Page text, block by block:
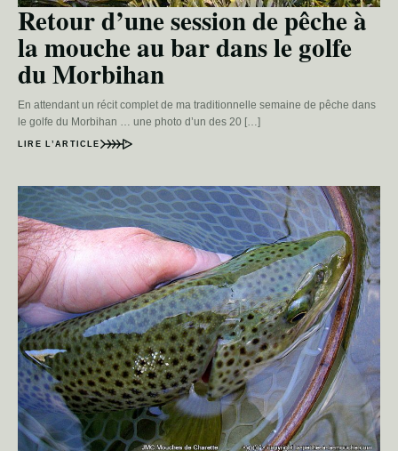
Retour d’une session de pêche à
la mouche au bar dans le golfe
du Morbihan
En attendant un récit complet de ma traditionnelle semaine de pêche dans
le golfe du Morbihan … une photo d’un des 20 […]
LIRE L’ARTICLE